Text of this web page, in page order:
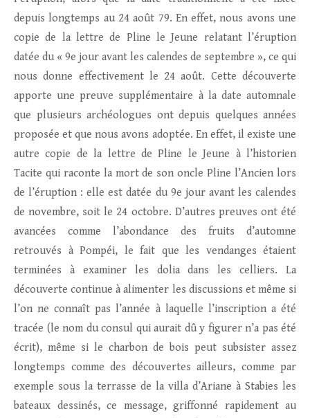
depuis longtemps au 24 août 79. En effet, nous avons une
copie de la lettre de Pline le Jeune relatant l’éruption
datée du « 9e jour avant les calendes de septembre », ce qui
nous donne effectivement le 24 août. Cette découverte
apporte une preuve supplémentaire à la date automnale
que plusieurs archéologues ont depuis quelques années
proposée et que nous avons adoptée. En effet, il existe une
autre copie de la lettre de Pline le Jeune à l’historien
Tacite qui raconte la mort de son oncle Pline l’Ancien lors
de l’éruption : elle est datée du 9e jour avant les calendes
de novembre, soit le 24 octobre. D’autres preuves ont été
avancées comme l’abondance des fruits d’automne
retrouvés à Pompéi, le fait que les vendanges étaient
terminées à examiner les dolia dans les celliers. La
découverte continue à alimenter les discussions et même si
l’on ne connaît pas l’année à laquelle l’inscription a été
tracée (le nom du consul qui aurait dû y figurer n’a pas été
écrit), même si le charbon de bois peut subsister assez
longtemps comme des découvertes ailleurs, comme par
exemple sous la terrasse de la villa d’Ariane à Stabies les
bateaux dessinés, ce message, griffonné rapidement au